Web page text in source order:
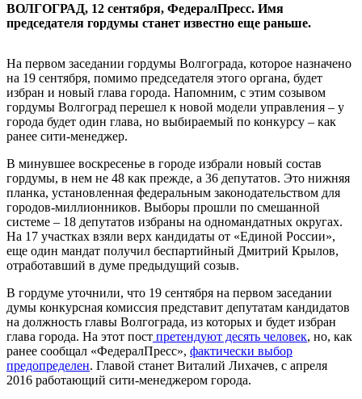
ВОЛГОГРАД, 12 сентября, ФедералПресс. Имя
председателя гордумы станет известно еще раньше.
На первом заседании гордумы Волгограда, которое назначено
на 19 сентября, помимо председателя этого органа, будет
избран и новый глава города. Напомним, с этим созывом
гордумы Волгоград перешел к новой модели управления – у
города будет один глава, но выбираемый по конкурсу – как
ранее сити-менеджер.
В минувшее воскресенье в городе избрали новый состав
гордумы, в нем не 48 как прежде, а 36 депутатов. Это нижняя
планка, установленная федеральным законодательством для
городов-миллионников. Выборы прошли по смешанной
системе – 18 депутатов избраны на одномандатных округах.
На 17 участках взяли верх кандидаты от «Единой России»,
еще один мандат получил беспартийный Дмитрий Крылов,
отработавший в думе предыдущий созыв.
В гордуме уточнили, что 19 сентября на первом заседании
думы конкурсная комиссия представит депутатам кандидатов
на должность главы Волгограда, из которых и будет избран
глава города. На этот пост претендуют десять человек, но, как
ранее сообщал «ФедералПресс», фактически выбор
предопределен. Главой станет Виталий Лихачев, с апреля
2016 работающий сити-менеджером города.